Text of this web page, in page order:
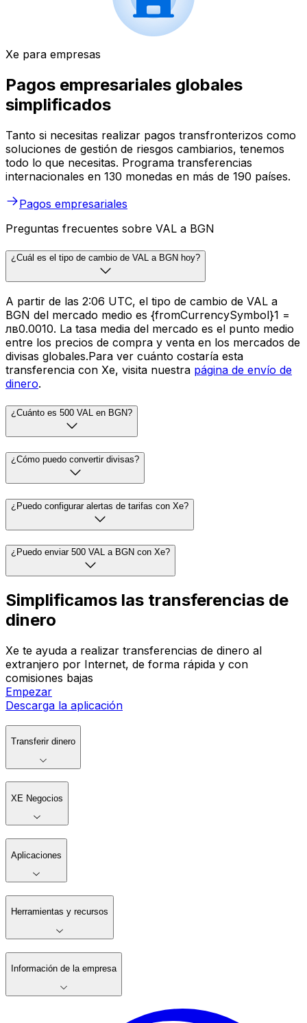
Xe para empresas
Pagos empresariales globales
simplificados
Tanto si necesitas realizar pagos transfronterizos como
soluciones de gestión de riesgos cambiarios, tenemos
todo lo que necesitas. Programa transferencias
internacionales en 130 monedas en más de 190 países.
Pagos empresariales
Preguntas frecuentes sobre VAL a BGN
¿Cuál es el tipo de cambio de VAL a BGN hoy?
A partir de las 2:06 UTC, el tipo de cambio de VAL a
BGN del mercado medio es {fromCurrencySymbol}1 =
лв0.0010. La tasa media del mercado es el punto medio
entre los precios de compra y venta en los mercados de
divisas globales.Para ver cuánto costaría esta
transferencia con Xe, visita nuestra página de envío de
dinero.
¿Cuánto es 500 VAL en BGN?
¿Cómo puedo convertir divisas?
¿Puedo configurar alertas de tarifas con Xe?
¿Puedo enviar 500 VAL a BGN con Xe?
Simplificamos las transferencias de
dinero
Xe te ayuda a realizar transferencias de dinero al
extranjero por Internet, de forma rápida y con
comisiones bajas
Empezar
Descarga la aplicación
Transferir dinero
XE Negocios
Aplicaciones
Herramientas y recursos
Información de la empresa